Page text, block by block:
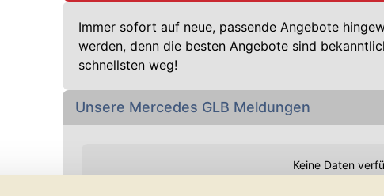
Immer sofort auf neue, passende Angebote
werden, denn die besten Angebote sind
schnellsten weg!
Unsere Mercedes GLB Meldungen
Keine Daten